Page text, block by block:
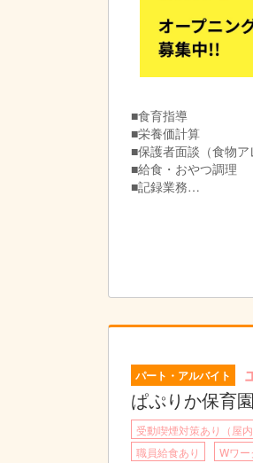
■食育指導
■栄養価計算
■保護者面談（食物ア
■給食・おやつ調理
■記録業務
【1日の流れ】
08:30 朝おやつ提供
11:00 各クラスに給
12:00 片付け
※ローテーションで休
12:30 翌日の準備／
14:00 午後おやつ調
15:00 午後おやつ提
パート・アルバイト
ぱぷりか保育
受動喫煙対策あり（屋内
職員給食あり
Wワ